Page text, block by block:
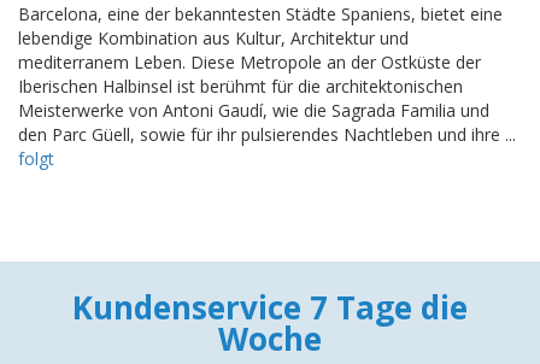
Barcelona, eine der bekanntesten Städte Spaniens, bietet eine
lebendige Kombination aus Kultur, Architektur und
mediterranem Leben. Diese Metropole an der Ostküste der
Iberischen Halbinsel ist berühmt für die architektonischen
Meisterwerke von Antoni Gaudí, wie die Sagrada Familia und
den Parc Güell, sowie für ihr pulsierendes Nachtleben und ihre ...
folgt
Kundenservice 7 Tage die
Woche